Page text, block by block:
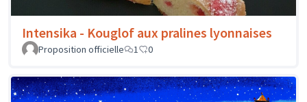
Intensika - Kouglof aux pralines lyonnaises
Proposition officielle 1 0